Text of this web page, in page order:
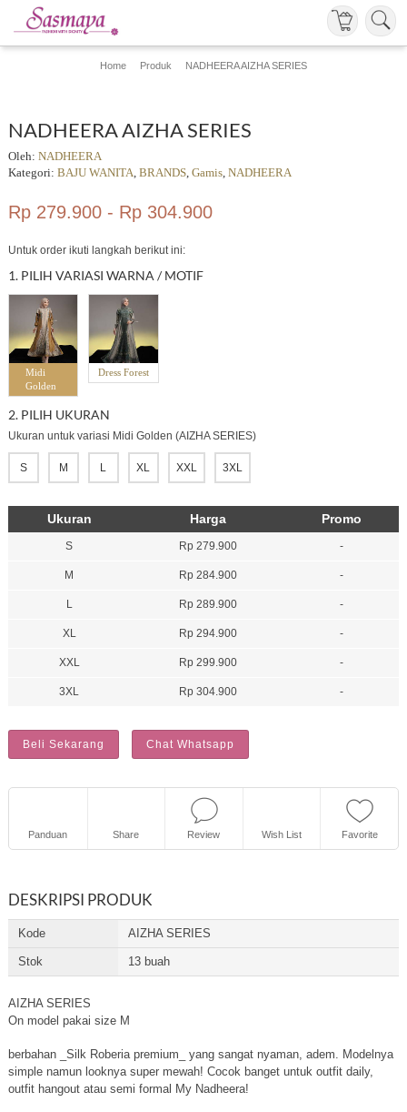
Home Produk NADHEERA AIZHA SERIES
NADHEERA AIZHA SERIES
Oleh: NADHEERA
Kategori: BAJU WANITA BRANDS, Gamis, NADHEERA
Rp 279.900 - Rp 304.900
Untuk order ikuti langkah berikut ini:
1. PILIH VARIASI WARNA / MOTIF
Midi
Golden
Dress Forest
2. PILIH UKURAN
Ukuran untuk variasi Midi Golden (AIZHA SERIES)
S M L XL XXL 3XL
Ukuran Harga Promo
S Rp 279.900 -
M Rp 284.900 -
L Rp 289.900 -
XL Rp 294.900 -
XXL Rp 299.900 -
3XL Rp 304.900 -
Panduan Share Review Wish List Favorite
DESKRIPSI PRODUK
Kode AIZHA SERIES
Stok 13 buah
AIZHA SERIES
On model pakai size M
berbahan _Silk Roberia premium_ yang sangat nyaman, adem. Modelnya
simple namun looknya super mewah! Cocok banget untuk outfit daily,
outfit hangout atau semi formal My Nadheera!